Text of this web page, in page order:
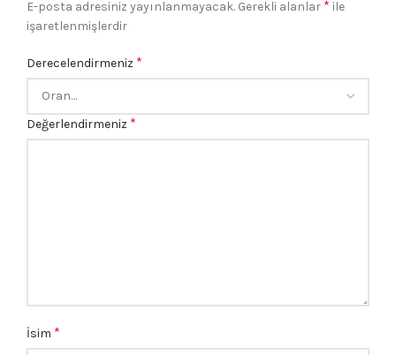
E-posta adresiniz yayınlanmayacak. Gerekli alanlar * ile
işaretlenmişlerdir
Derecelendirmeniz *
Değerlendirmeniz *
İsim *